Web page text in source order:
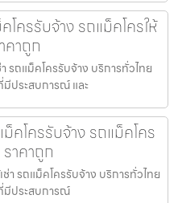
โครรับจ้าง รถแม็คโครให้
คาถูก
รถแม็คโครรับจ้าง บริการทั่วไทย
ประสบการณ์ และ
คโครรับจ้าง รถแม็คโคร
าคาถูก
ช่า รถแม็คโครรับจ้าง บริการทั่วไทย
มีประสบการณ์